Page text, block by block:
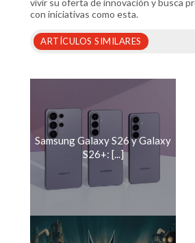
vivir su oferta de innovación y busca
con iniciativas como esta.
ARTÍCULOS SIMILARES
Samsung Galaxy S26 y Galaxy
S26+: [...]